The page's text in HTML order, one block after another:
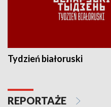
Tydzień białoruski
REPORTAŻE